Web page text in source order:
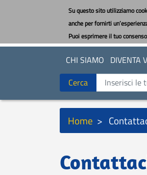
Su questo sito utilizziamo
anche per fornirti
Puoi esprimere il tuo
principale
CHI SIAMO DIVENTA
Cerca
Cerca
Briciole
di
pane
Home